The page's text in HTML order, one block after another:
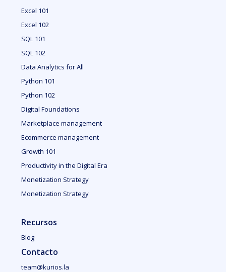
Excel 101
Excel 102
SQL 101
SQL 102
Data Analytics for All
Python 101
Python 102
Digital Foundations
Marketplace management
Ecommerce management
Growth 101
Productivity in the Digital Era
Monetization Strategy
Monetization Strategy
Recursos
Blog
Contacto
team@kurios.la